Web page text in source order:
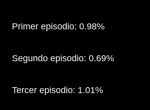
Primer episodio: 0.98%
Segundo episodio: 0.69%
Tercer episodio: 1.01%